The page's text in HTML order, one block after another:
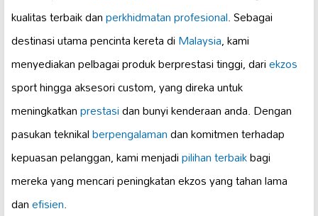
kualitas terbaik danperkhidmatan profesional. Sebagai
destinasi utama pencinta kereta diMalaysia, kami
menyediakan pelbagai produk berprestasi tinggi, dariekzos
sport hingga aksesori custom, yang direka untuk
meningkatkanprestasidan bunyi kenderaan anda. Dengan
pasukan teknikalberpengalamandan komitmen terhadap
kepuasan pelanggan, kami menjadipilihan terbaikbagi
mereka yang mencari peningkatan ekzos yang tahan lama
danefisien.